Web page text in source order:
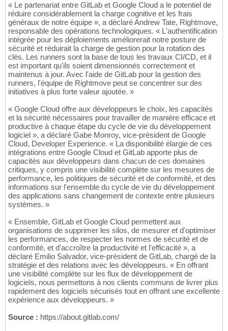
« Le partenariat entre GitLab et Google Cloud a le potentiel de
réduire considérablement la charge cognitive et les frais
généraux de notre équipe », a déclaré Andrew Tate, Rightmove,
responsable des opérations technologiques. « L'authentification
intégrée pour les déploiements améliorerait notre posture de
sécurité et réduirait la charge de gestion pour la rotation des
clés. Les runners sont la base de tous les travaux CI/CD, et il
est important qu'ils soient dimensionnés correctement et
maintenus à jour. Avec l'aide de GitLab pour la gestion des
runners, l'équipe de Rightmove peut se concentrer sur des
initiatives à plus forte valeur ajoutée. »
« Google Cloud offre aux développeurs le choix, les capacités
et la sécurité nécessaires pour travailler de manière efficace et
productive à chaque étape du cycle de vie du développement
logiciel », a déclaré Gabe Monroy, vice-président de Google
Cloud, Developer Experience. « La disponibilité élargie de ces
intégrations entre Google Cloud et GitLab apporte plus de
capacités aux développeurs dans chacun de ces domaines
critiques, y compris une visibilité complète sur les mesures de
performance, les politiques de sécurité et de conformité, et des
informations sur l'ensemble du cycle de vie du développement
des applications sans changement de contexte entre plusieurs
systèmes. »
« Ensemble, GitLab et Google Cloud permettent aux
organisations de supprimer les silos, de mesurer et d'optimiser
les performances, de respecter les normes de sécurité et de
conformité, et d'accroître la productivité et l'efficacité », a
déclaré Emilio Salvador, vice-président de GitLab, chargé de la
stratégie et des relations avec les développeurs. « En offrant
une visibilité complète sur les flux de développement de
logiciels, nous permettons à nos clients communs de livrer plus
rapidement des logiciels sécurisés tout en offrant une excellente
expérience aux développeurs. »
Source : https://about.gitlab.com/